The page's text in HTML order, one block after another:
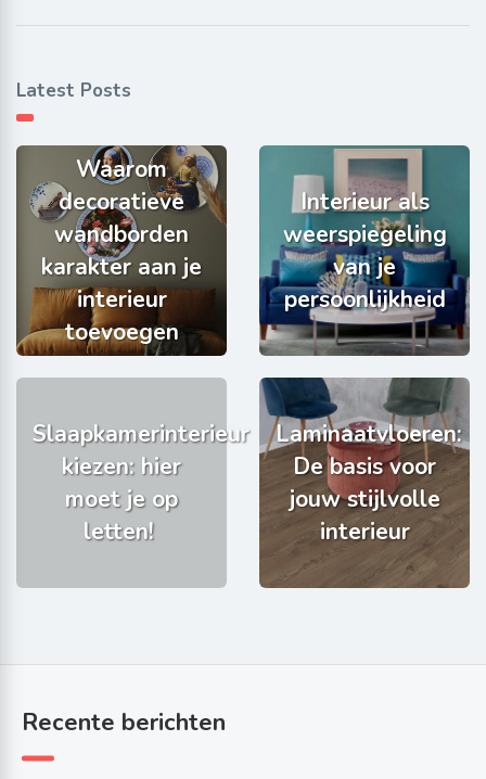
Latest Posts
Waarom
decoratieve
wandborden
karakter aan je
interieur
toevoegen
Interieur als
weerspiegeling
van je
persoonlijkheid
Slaapkamerinterieur
kiezen: hier
moet je op
letten!
Laminaatvloeren:
De basis voor
jouw stijlvolle
interieur
Recente berichten